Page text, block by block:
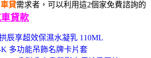
車貸需求者，可以利用這2個家免費諮詢的
貸款
拱辰享超效保濕水凝乳 110ML
K 多功能吊飾名牌卡片套